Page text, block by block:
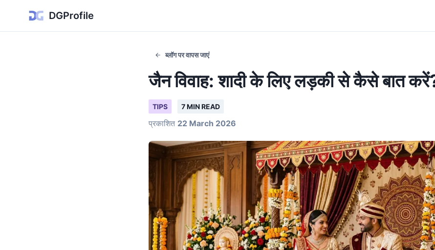
DGProfile
ब्लॉग पर वापस जाएं
जैन विवाह: शादी के लिए लड़की से कैसे बात
TIPS 7 MIN READ
प्रकाशित 22 March 2026